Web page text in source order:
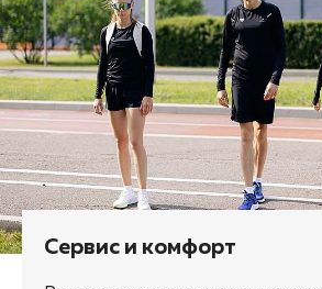
Сервис и комфорт